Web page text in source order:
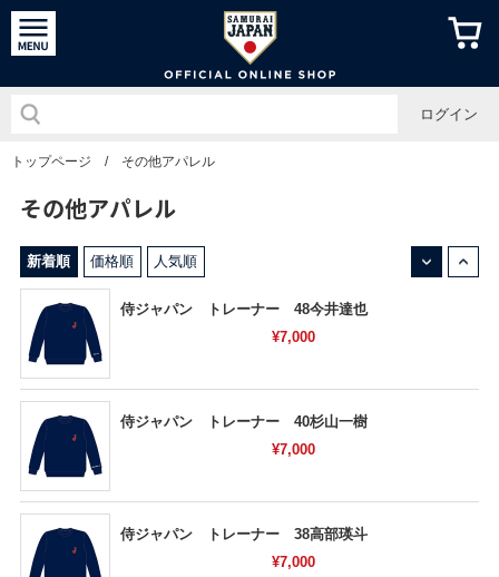
侍ジャパ
ログイン
トップページ / その他アパレル
その他アパレル
新着順 価格順 人気順
侍ジャパン トレーナー 48今井達也
¥7,000
侍ジャパン トレーナー 40杉山一樹
¥7,000
侍ジャパン トレーナー 38高部瑛斗
¥7,000